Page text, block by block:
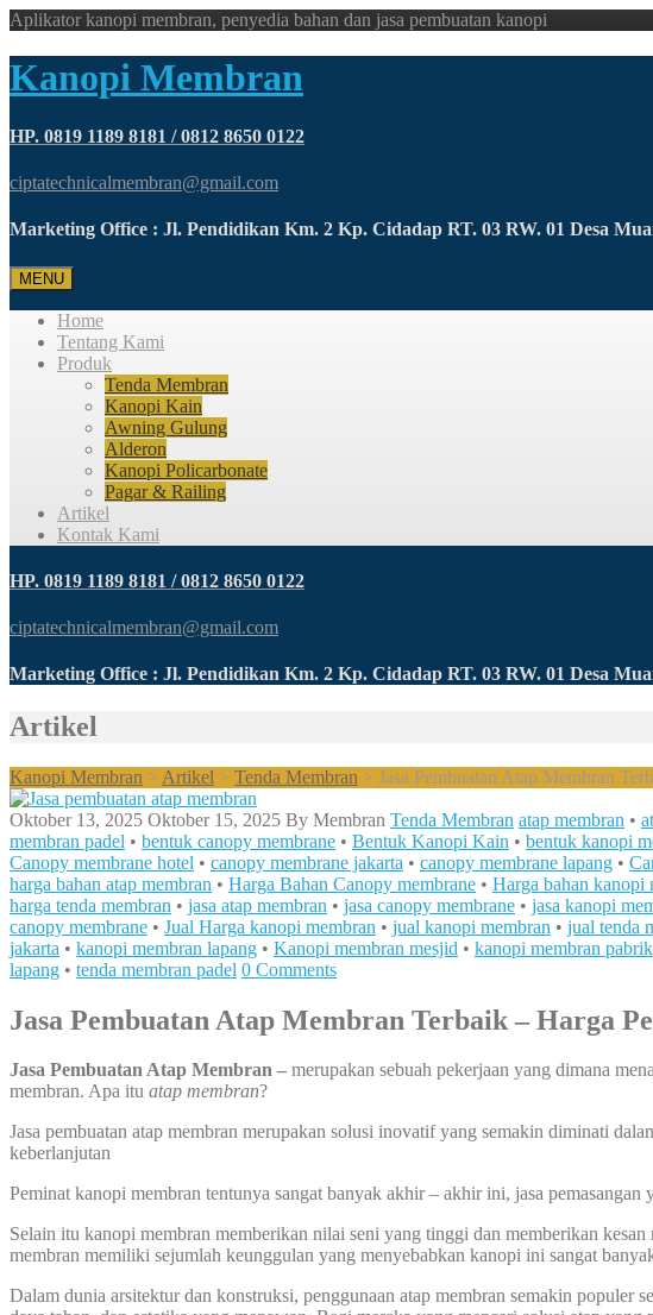
Aplikator kanopi membran, penyedia bahan dan jasa pembuatan kanopi
Kanopi Membran
HP. 0819 1189 8181 / 0812 8650 0122
ciptatechnicalmembran@gmail.com
Marketing Office : Jl. Pendidikan Km. 2 Kp. Cidadap RT. 03 RW. 01 Desa
MENU
Home
Tentang Kami
Produk
Tenda Membran
Kanopi Kain
Awning Gulung
Alderon
Kanopi Policarbonate
Pagar & Railing
Artikel
Kontak Kami
HP. 0819 1189 8181 / 0812 8650 0122
ciptatechnicalmembran@gmail.com
Marketing Office : Jl. Pendidikan Km. 2 Kp. Cidadap RT. 03 RW. 01 Desa
Artikel
Kanopi Membran > Artikel > Tenda Membran > Jasa Pembuatan Atap Membran
Oktober 13, 2025 Oktober 15, 2025 By Membran Tenda Membran atap membran •
membran padel • bentuk canopy membrane • Bentuk Kanopi Kain • bentuk kanopi
Canopy membrane hotel • canopy membrane jakarta • canopy membrane lapang •
harga bahan atap membran • Harga Bahan Canopy membrane • Harga bahan kanopi
harga tenda membran • jasa atap membran • jasa canopy membrane • jasa kanopi
canopy membrane • Jual Harga kanopi membran • jual kanopi membran • jual tenda
jakarta • kanopi membran lapang • Kanopi membran mesjid • kanopi membran pabrik
lapang • tenda membran padel 0 Comments
Jasa Pembuatan Atap Membran Terbaik – Harga
Jasa Pembuatan Atap Membran – merupakan sebuah pekerjaan yang dimana
membran. Apa itu atap membran?
Jasa pembuatan atap membran merupakan solusi inovatif yang semakin diminati
keberlanjutan
Peminat kanopi membran tentunya sangat banyak akhir – akhir ini, jasa
Selain itu kanopi membran memberikan nilai seni yang tinggi dan memberikan
membran memiliki sejumlah keunggulan yang menyebabkan kanopi ini sangat
Dalam dunia arsitektur dan konstruksi, penggunaan atap membran semakin populer